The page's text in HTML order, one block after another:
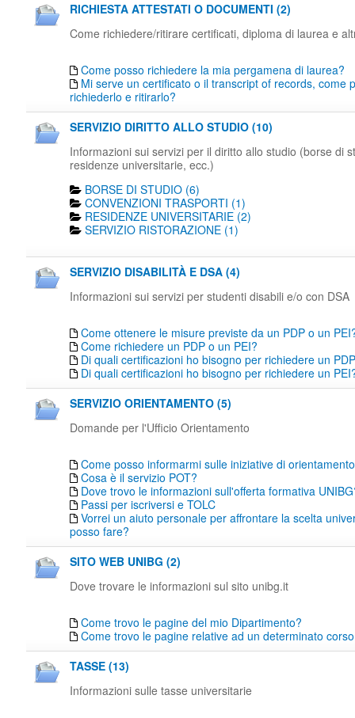
RICHIESTA ATTESTATI O DOCUMENTI (2)
Come richiedere/ritirare certificati, diploma di laurea e
Come posso richiedere la mia pergamena di laurea?
Mi serve un certificato o il transcript of records, come
richiederlo e ritirarlo?
SERVIZIO DIRITTO ALLO STUDIO (10)
Informazioni sui servizi per il diritto allo studio (borse di
residenze universitarie, ecc.)
BORSE DI STUDIO (6)
CONVENZIONI TRASPORTI (1)
RESIDENZE UNIVERSITARIE (2)
SERVIZIO RISTORAZIONE (1)
SERVIZIO DISABILITÀ E DSA (4)
Informazioni sui servizi per studenti disabili e/o con DSA
Come ottenere le misure previste da un PDP o un
Come richiedere un PDP o un PEI?
Di quali certificazioni ho bisogno per richiedere un
Di quali certificazioni ho bisogno per richiedere un
SERVIZIO ORIENTAMENTO (5)
Domande per l'Ufficio Orientamento
Come posso informarmi sulle iniziative di
Cosa è il servizio POT?
Dove trovo le informazioni sull'offerta formativa
Passi per iscriversi e TOLC
Vorrei un aiuto personale per affrontare la scelta
posso fare?
SITO WEB UNIBG (2)
Dove trovare le informazioni sul sito unibg.it
Come trovo le pagine del mio Dipartimento?
Come trovo le pagine relative ad un determinato
TASSE (13)
Informazioni sulle tasse universitarie